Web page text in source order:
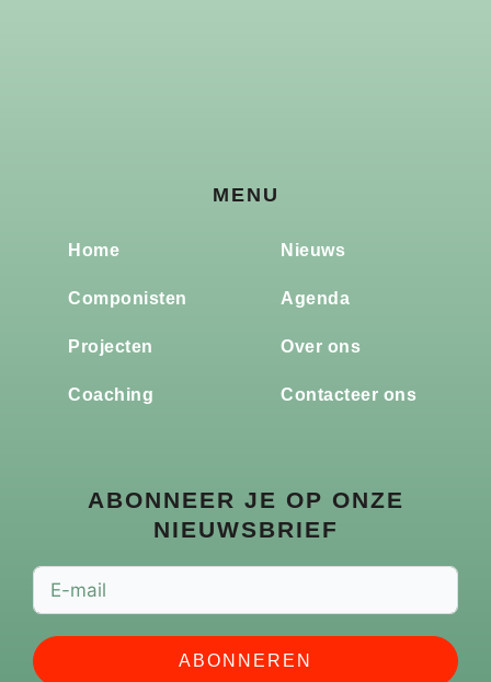
MENU
Home
Componisten
Projecten
Coaching
Nieuws
Agenda
Over ons
Contacteer ons
ABONNEER JE OP ONZE
NIEUWSBRIEF
ABONNEREN